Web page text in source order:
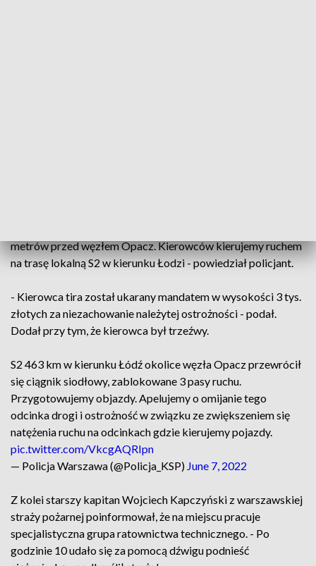
metrów przed węzłem Opacz. Kierowców kierujemy ruchem
na trasę lokalną S2 w kierunku Łodzi - powiedział policjant.
- Kierowca tira został ukarany mandatem w wysokości 3 tys.
złotych za niezachowanie należytej ostrożności - podał.
Dodał przy tym, że kierowca był trzeźwy.
S2 463 km w kierunku Łódź okolice węzła Opacz przewrócił
się ciągnik siodłowy, zablokowane 3 pasy ruchu.
Przygotowujemy objazdy. Apelujemy o omijanie tego
odcinka drogi i ostrożność w związku ze zwiększeniem się
natężenia ruchu na odcinkach gdzie kierujemy pojazdy.
pic.twitter.com/VkcgAQRIpn
— Policja Warszawa (@Policja_KSP) June 7, 2022
Z kolei starszy kapitan Wojciech Kapczyński z warszawskiej
straży pożarnej poinformował, że na miejscu pracuje
specjalistyczna grupa ratownictwa technicznego. - Po
godzinie 10 udało się za pomocą dźwigu podnieść